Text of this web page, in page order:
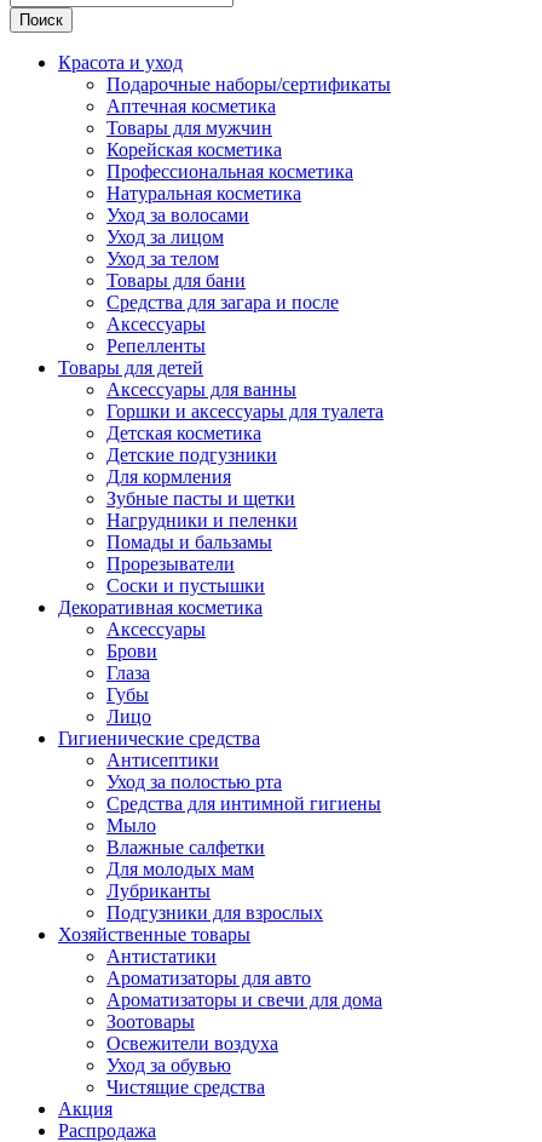
Поиск
Красота и уход
Подарочные наборы/сертификаты
Аптечная косметика
Товары для мужчин
Корейская косметика
Профессиональная косметика
Натуральная косметика
Уход за волосами
Уход за лицом
Уход за телом
Товары для бани
Средства для загара и после
Аксессуары
Репелленты
Товары для детей
Аксессуары для ванны
Горшки и аксессуары для туалета
Детская косметика
Детские подгузники
Для кормления
Зубные пасты и щетки
Нагрудники и пеленки
Помады и бальзамы
Прорезыватели
Соски и пустышки
Декоративная косметика
Аксессуары
Брови
Глаза
Губы
Лицо
Гигиенические средства
Антисептики
Уход за полостью рта
Средства для интимной гигиены
Мыло
Влажные салфетки
Для молодых мам
Лубриканты
Подгузники для взрослых
Хозяйственные товары
Антистатики
Ароматизаторы для авто
Ароматизаторы и свечи для дома
Зоотовары
Освежители воздуха
Уход за обувью
Чистящие средства
Акция
Распродажа